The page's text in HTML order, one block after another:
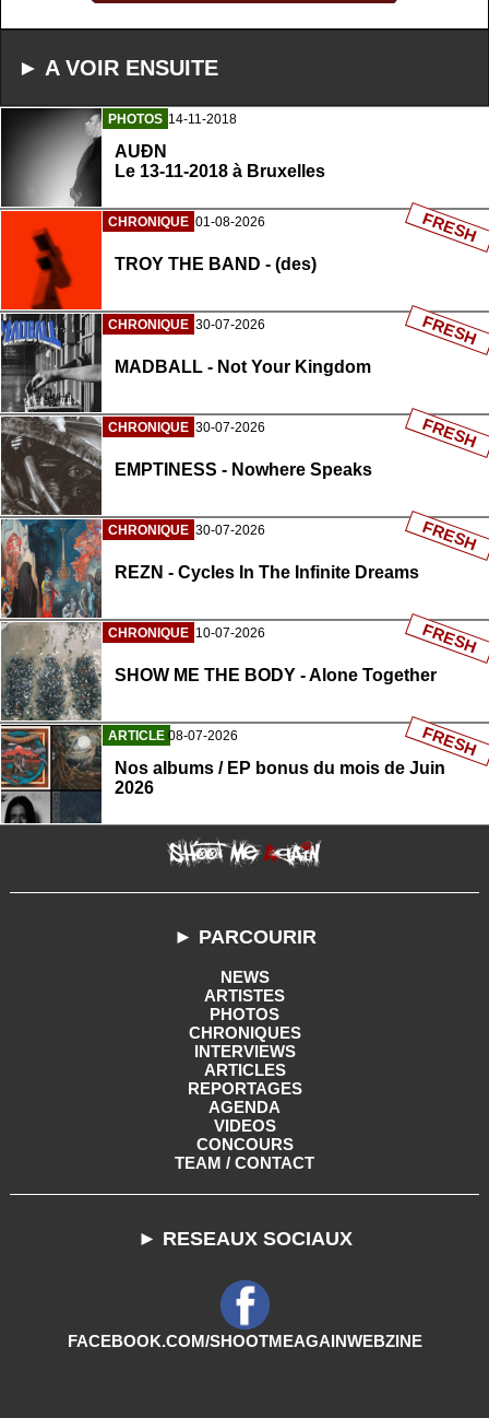
► A VOIR ENSUITE
PHOTOS 14-11-2018
AUÐN
Le 13-11-2018 à Bruxelles
CHRONIQUE 01-08-2026
TROY THE BAND - (des)
FRESH
CHRONIQUE 30-07-2026
MADBALL - Not Your Kingdom
FRESH
CHRONIQUE 30-07-2026
EMPTINESS - Nowhere Speaks
FRESH
CHRONIQUE 30-07-2026
REZN - Cycles In The Infinite Dreams
FRESH
CHRONIQUE 10-07-2026
SHOW ME THE BODY - Alone Together
FRESH
ARTICLE 08-07-2026
Nos albums / EP bonus du mois de Juin
2026
FRESH
► PARCOURIR
NEWS
ARTISTES
PHOTOS
CHRONIQUES
INTERVIEWS
ARTICLES
REPORTAGES
AGENDA
VIDEOS
CONCOURS
TEAM / CONTACT
► RESEAUX SOCIAUX
FACEBOOK.COM/SHOOTMEAGAINWEBZINE